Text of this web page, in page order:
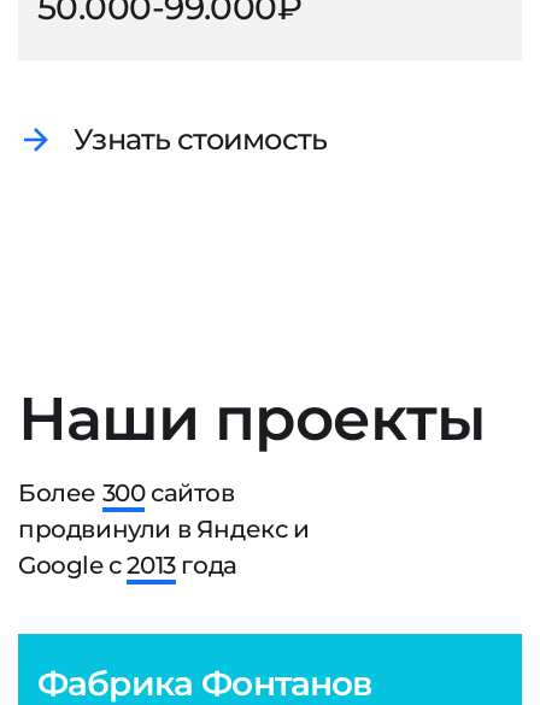
Узнать стоимость
Наши проекты
Более 300сайтов
продвинули в Яндекс и
Google с2013года
Фабрика Фонтанов